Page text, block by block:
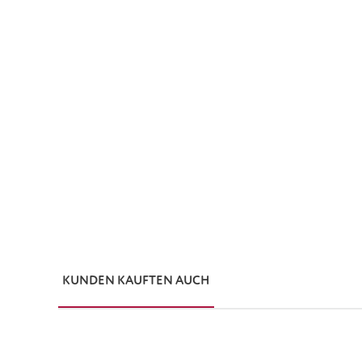
KUNDEN KAUFTEN AUCH